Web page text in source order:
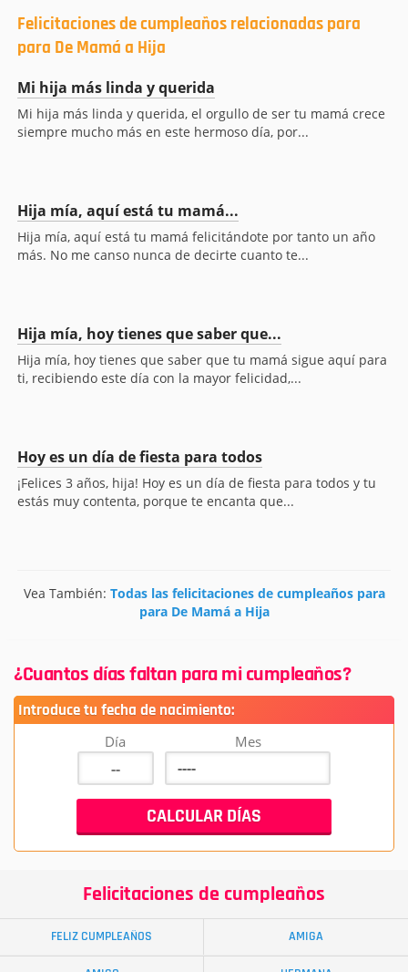
Felicitaciones de cumpleaños relacionadas para
para De Mamá a Hija
Mi hija más linda y querida
Mi hija más linda y querida, el orgullo de ser tu mamá crece
siempre mucho más en este hermoso día, por...
Hija mía, aquí está tu mamá...
Hija mía, aquí está tu mamá felicitándote por tanto un año
más. No me canso nunca de decirte cuanto te...
Hija mía, hoy tienes que saber que...
Hija mía, hoy tienes que saber que tu mamá sigue aquí para
ti, recibiendo este día con la mayor felicidad,...
Hoy es un día de fiesta para todos
¡Felices 3 años, hija! Hoy es un día de fiesta para todos y tu
estás muy contenta, porque te encanta que...
Vea También: Todas las felicitaciones de cumpleaños para
para De Mamá a Hija
¿Cuantos días faltan para mi cumpleaños?
Introduce tu fecha de nacimiento:
Día Mes
Felicitaciones de cumpleaños
FELIZ CUMPLEAÑOS AMIGA